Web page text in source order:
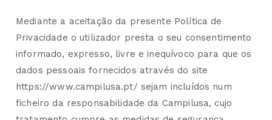
Mediante a aceitação da presente Política de
Privacidade o utilizador presta o seu consentimento
informado, expresso, livre e inequívoco para que os
dados pessoais fornecidos através do site
https://www.campilusa.pt/ sejam incluídos num
ficheiro da responsabilidade da Campilusa, cujo